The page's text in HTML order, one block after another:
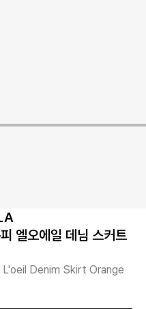
엘오에일 데님 스커트
Denim Skirt Orange